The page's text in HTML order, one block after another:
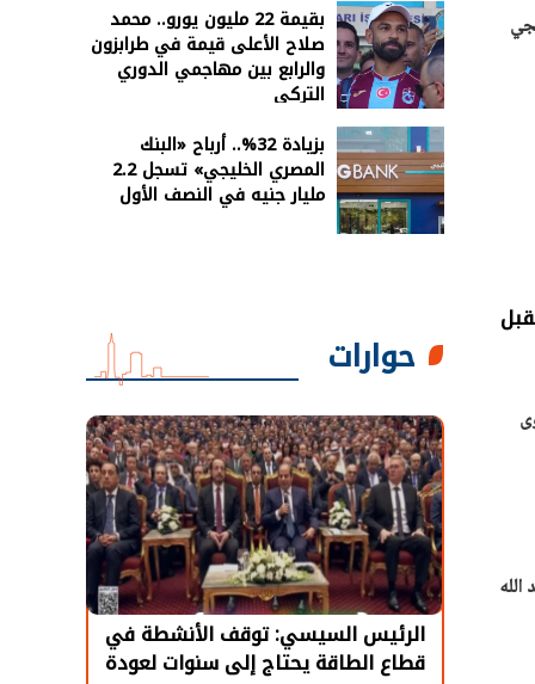
بقيمة 22 مليون يورو.. محمد
صلاح الأعلى قيمة في طرابزون
والرابع بين مهاجمي الدوري
التركي
بزيادة 32%.. أرباح «البنك
المصري الخليجي» تسجل 2.2
مليار جنيه في النصف الأول
حوارات
اليوم.. تعاملات سوق الإنتربنك تتخطى
مليار دولار لتدبير احتياجات البنوك